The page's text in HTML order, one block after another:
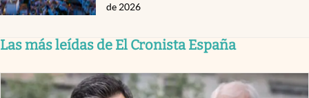
de 2026
Las más leídas de El Cronista España